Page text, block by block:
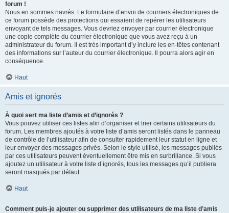
forum !
Nous en sommes navrés. Le formulaire d’envoi de courriers électroniques de
ce forum possède des protections qui essaient de repérer les utilisateurs
envoyant de tels messages. Vous devriez envoyer par courrier électronique
une copie complète du courrier électronique que vous avez reçu à un
administrateur du forum. Il est très important d’y inclure les en-têtes contenant
des informations sur l’auteur du courrier électronique. Il pourra alors agir en
conséquence.
Haut
Amis et ignorés
À quoi sert ma liste d’amis et d’ignorés ?
Vous pouvez utiliser ces listes afin d’organiser et trier certains utilisateurs du
forum. Les membres ajoutés à votre liste d’amis seront listés dans le panneau
de contrôle de l’utilisateur afin de consulter rapidement leur statut en ligne et
leur envoyer des messages privés. Selon le style utilisé, les messages publiés
par ces utilisateurs peuvent éventuellement être mis en surbrillance. Si vous
ajoutez un utilisateur à votre liste d’ignorés, tous les messages qu’il publiera
seront masqués par défaut.
Haut
Comment puis-je ajouter ou supprimer des utilisateurs de ma liste d’amis